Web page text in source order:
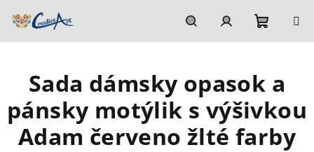
HľadaťPrihlásenie
košík
Sada dámsky opasok a
pánsky motýlik s výšivkou
Adam červeno žlté farby